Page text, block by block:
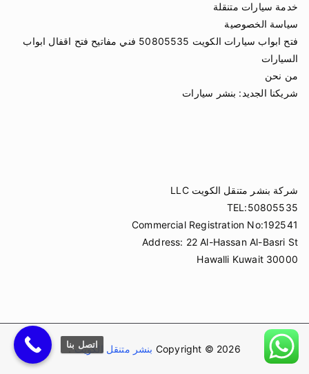
خدمة سيارات متنقلة
سياسة الخصوصية
فتح ابواب سيارات الكويت 50805535 فني مفاتيح فتح اقفال ابواب
السيارات
من نحن
شريكنا الجديد: بنشر سيارات
شركة بنشر متنقل الكويت LLC
TEL:50805535
Commercial Registration No:192541
Address: 22 Al-Hassan Al-Basri St
Hawalli Kuwait 30000
Copyright © 2026 بنشر متنقل الكويت.
اتصل بنا